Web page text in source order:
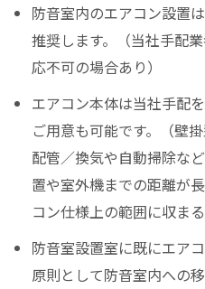
防音室内のエアコン設置
推奨します。（当社手配
応不可の場合あり）
エアコン本体は当社手配
ご用意も可能です。（壁
配管／換気や自動掃除な
置や室外機までの距離が
コン仕様上の範囲に収まる
防音室設置室に既にエア
原則として防音室内への